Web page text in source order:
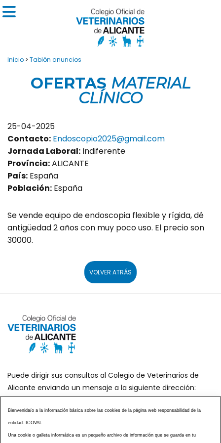
Inicio > Tablón anuncios
OFERTAS MATERIAL
CLÍNICO
25-04-2025
Contacto: Endoscopio2025@gmail.com
Jornada Laboral: Indiferente
Província:ALICANTE
País: España
Población: España
Se vende equipo de endoscopia flexible y rígida, dé
antigüedad 2 años con muy poco uso. El precio son
30000.
VOLVER ATRÁS
Puede dirigir sus consultas al Colegio de Veterinarios de
Alicante enviando un mensaje a la siguiente dirección:
secretaria@icoval.org
¿SABÍAS QUÉ?
Bienvenida/o a la información básica sobre las cookies de la página web responsabilidad de la
entidad: ICOVAL
Una cookie o galleta informática es un pequeño archivo de información que se guarda en tu